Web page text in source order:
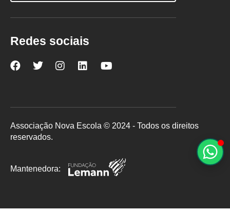
Redes sociais
Nova
Facebook
Nova
Twitter
Nova
Instagram
Nova
LinkedInYouTube
Associação Nova Escola © 2024 - Todos os direitos
reservados.
Mantenedora: